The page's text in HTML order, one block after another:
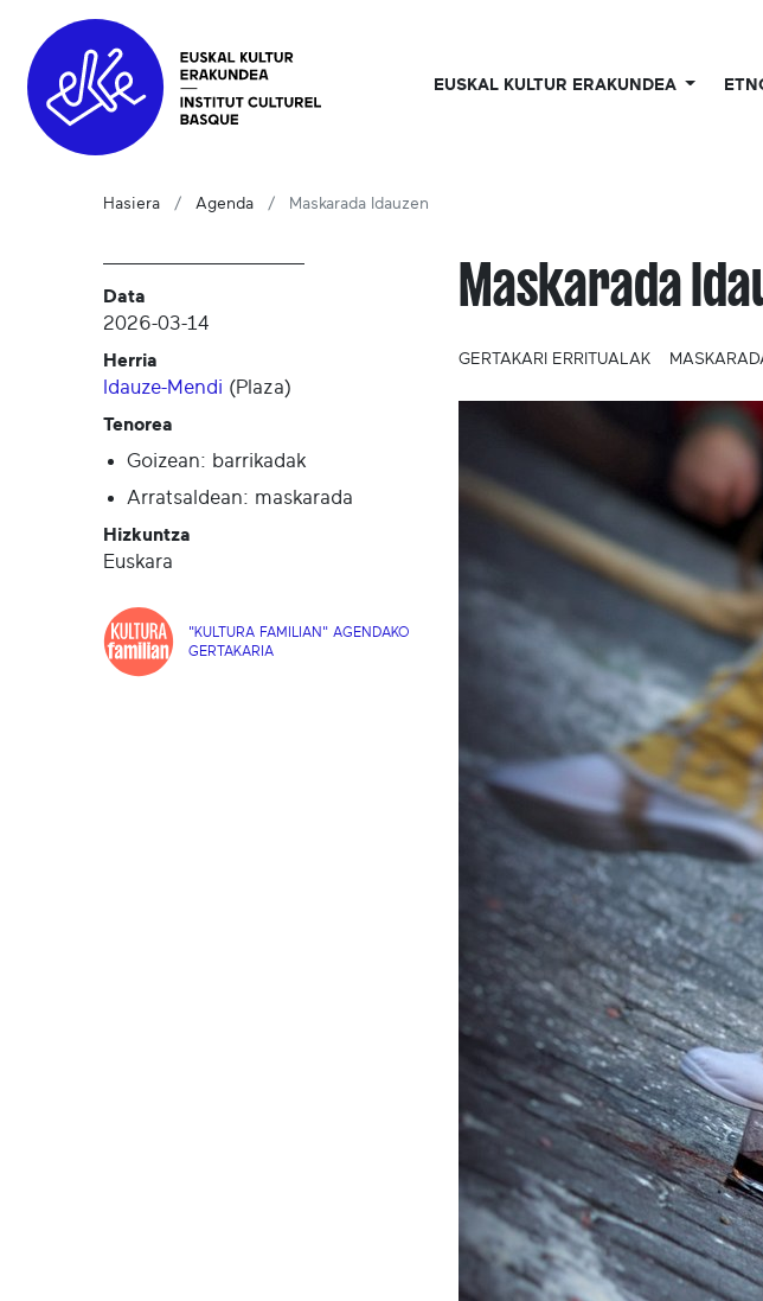
EUSKAL KULTUR ERAKUNDEA
Hasiera Agenda Maskarada Idauzen
Data
2026-03-14
Herria
Idauze-Mendi (Plaza)
Tenorea
Goizean: barrikadak
Arratsaldean: maskarada
Hizkuntza
Euskara
"KULTURA FAMILIAN" AGENDAKO
GERTAKARIA
Maskarada
GERTAKARI ERRITUALAK